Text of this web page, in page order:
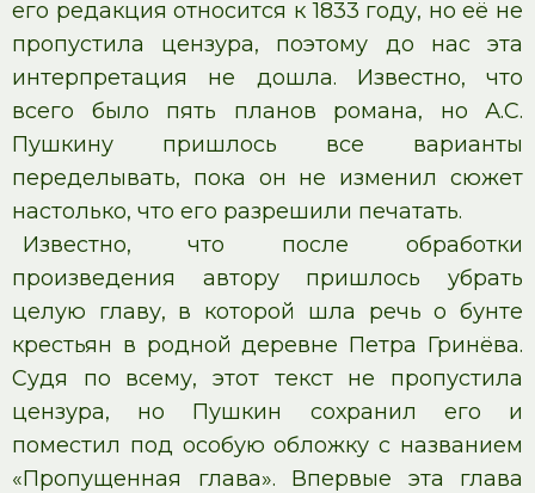
его редакция относится к 1833 году, но её не
пропустила цензура, поэтому до нас эта
интерпретация не дошла. Известно, что
всего было пять планов романа, но А.С.
Пушкину пришлось все варианты
переделывать, пока он не изменил сюжет
настолько, что его разрешили печатать.
Известно, что после обработки
произведения автору пришлось убрать
целую главу, в которой шла речь о бунте
крестьян в родной деревне Петра Гринёва.
Судя по всему, этот текст не пропустила
цензура, но Пушкин сохранил его и
поместил под особую обложку с названием
«Пропущенная глава». Впервые эта глава